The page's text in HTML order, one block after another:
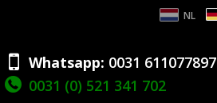
NL
Whatsapp: 0031 611077897
0031 (0) 521 341 702